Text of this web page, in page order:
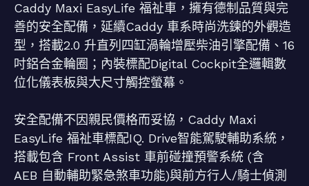
Caddy Maxi EasyLife 福祉車，擁有德制品質與完
善的安全配備，延續Caddy 車系時尚洗鍊的外觀造
型，搭載2.0 升直列四缸渦輪增壓柴油引擎配備、16
吋鋁合金輪圈；內裝標配Digital Cockpit全邏輯數
位化儀表板與大尺寸觸控螢幕。
安全配備不因親民價格而妥協，Caddy Maxi
EasyLife 福祉車標配IQ. Drive智能駕駛輔助系統，
搭載包含 Front Assist 車前碰撞預警系統 (含
AEB 自動輔助緊急煞車功能)與前方行人/騎士偵測